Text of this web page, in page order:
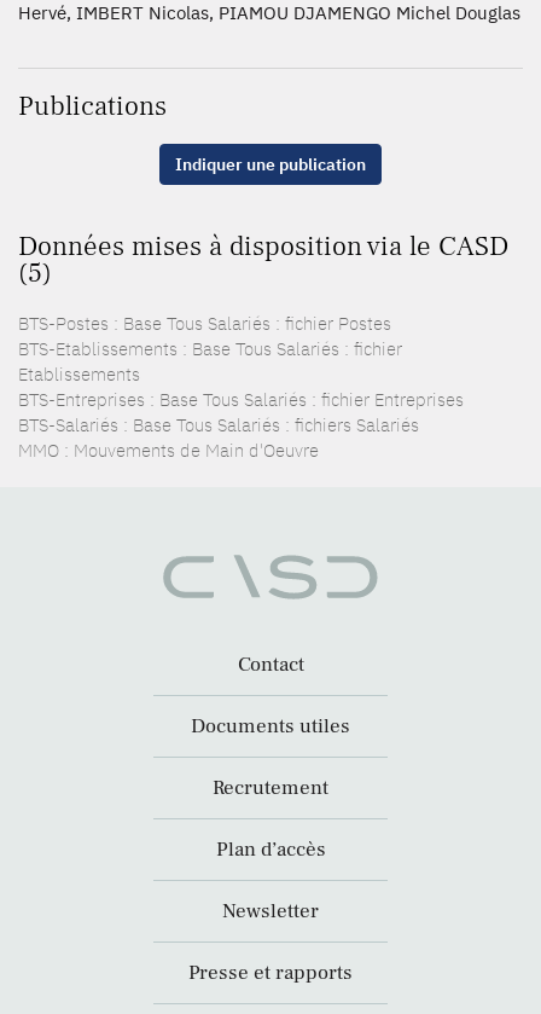
Hervé, IMBERT Nicolas, PIAMOU DJAMENGO Michel Douglas
Publications
Indiquer une publication
Données mises à disposition via le CASD
(5)
BTS-Postes : Base Tous Salariés : fichier Postes
BTS-Etablissements : Base Tous Salariés : fichier
Etablissements
BTS-Entreprises : Base Tous Salariés : fichier Entreprises
BTS-Salariés : Base Tous Salariés : fichiers Salariés
MMO : Mouvements de Main d'Oeuvre
Contact
Documents utiles
Recrutement
Plan d’accès
Newsletter
Presse et rapports